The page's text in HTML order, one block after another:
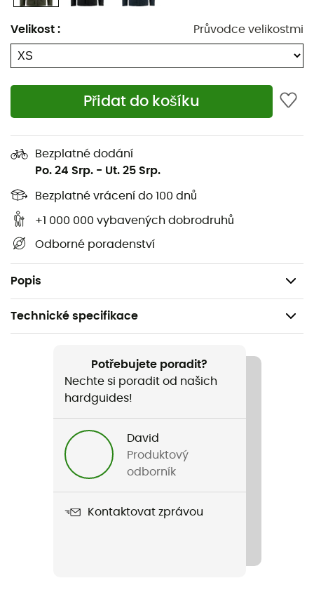
Velikost : Průvodce velikostmi
Přidat do košíku
Bezplatné dodání
Po. 24 Srp. - Ut. 25 Srp.
Bezplatné vrácení do 100 dnů
+1 000 000 vybavených dobrodruhů
Odborné poradenství
Popis
Náprsní kapsa na zip
Vnitřní kapsa
Obousměrný zip
Nastavitelné manžety
Ekologicky šetrná výroba
Vodoodpudivá úprava bez PFAS
Vnější tkanina: 79 % recyklovaný polyester, 21 %
polyuretan
Podšívka: 100% recyklovaný polyamid
Izolace: 100% recyklovaný polyester
Technické specifikace
Pěší turistika / Trekking / Běžné použití
High Coast Hydratic Padded Trail Jacket
Potřebujete poradit?
Nechte si poradit od našich
hardguides!
David
Produktový
odborník
Kontaktovat zprávou